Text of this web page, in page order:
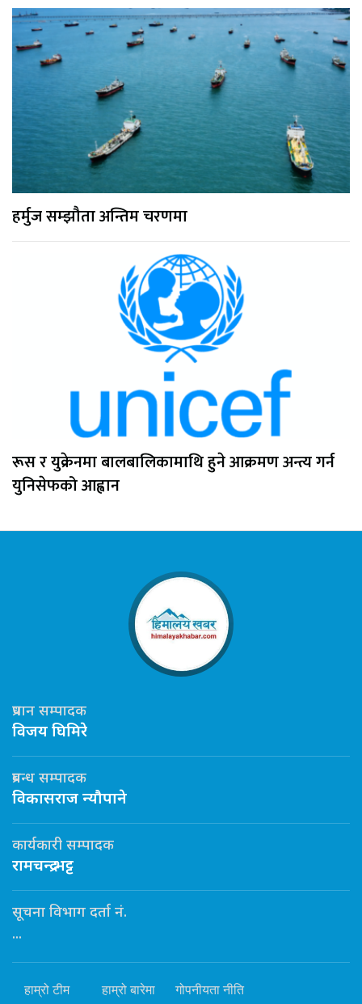
हर्मुज सम्झौता अन्तिम चरणमा
रूस र युक्रेनमा बालबालिकामाथि हुने आक्रमण अन्त्य गर्न
युनिसेफको आह्वान
प्रधान सम्पादक
विजय घिमिरे
प्रबन्ध सम्पादक
विकासराज न्यौपाने
कार्यकारी सम्पादक
रामचन्द्र भट्ट
सूचना विभाग दर्ता नं.
...
हाम्रो टीम हाम्रो बारेमा गोपनीयता नीति